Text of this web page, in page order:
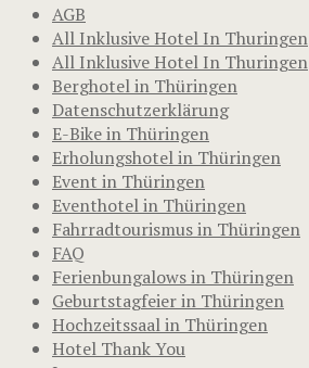
AGB
All Inklusive Hotel In Thuringen
All Inklusive Hotel In Thuringen
Berghotel in Thüringen
Datenschutzerklärung
E-Bike in Thüringen
Erholungshotel in Thüringen
Event in Thüringen
Eventhotel in Thüringen
Fahrradtourismus in Thüringen
FAQ
Ferienbungalows in Thüringen
Geburtstagfeier in Thüringen
Hochzeitssaal in Thüringen
Hotel Thank You